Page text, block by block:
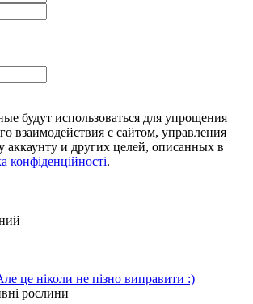
будут использоваться для упрощения
взаимодействия с сайтом, управления
аккаунту и других целей, описанных в
конфіденційності.
це ніколи не пізно виправити :)
рослини